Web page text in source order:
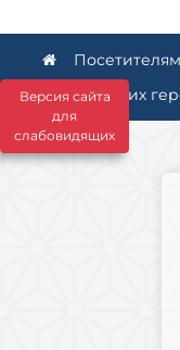
Версия сайта
для
слабовидящих
Аллея наших